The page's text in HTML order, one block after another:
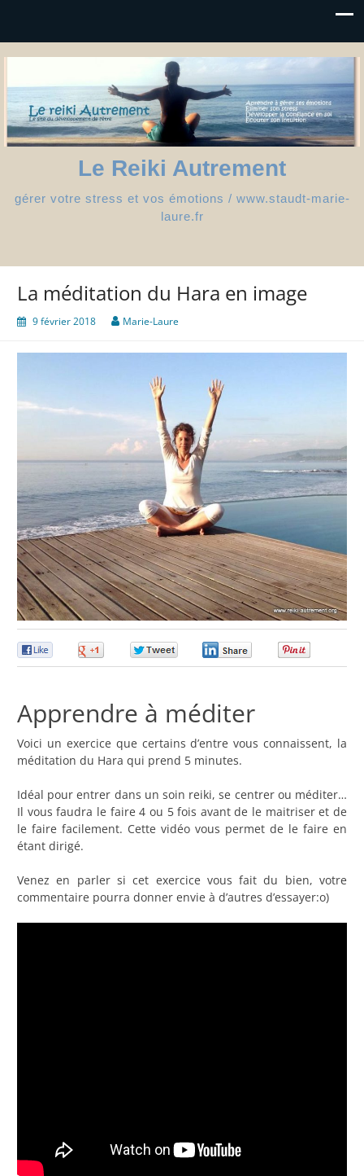
Le Reiki Autrement
gérer votre stress et vos émotions / www.staudt-marie-
laure.fr
La méditation du Hara en image
9 février 2018 Marie-Laure
Apprendre à méditer
Voici un exercice que certains d’entre vous connaissent, la
méditation du Hara qui prend 5 minutes.
Idéal pour entrer dans un soin reiki, se centrer ou méditer…
Il vous faudra le faire 4 ou 5 fois avant de le maitriser et de
le faire facilement. Cette vidéo vous permet de le faire en
étant dirigé.
Venez en parler si cet exercice vous fait du bien, votre
commentaire pourra donner envie à d’autres d’essayer:o)